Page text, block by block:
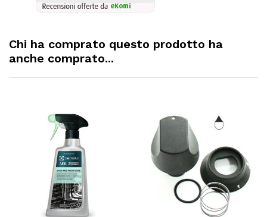
Chi ha comprato questo prodotto ha
anche comprato...